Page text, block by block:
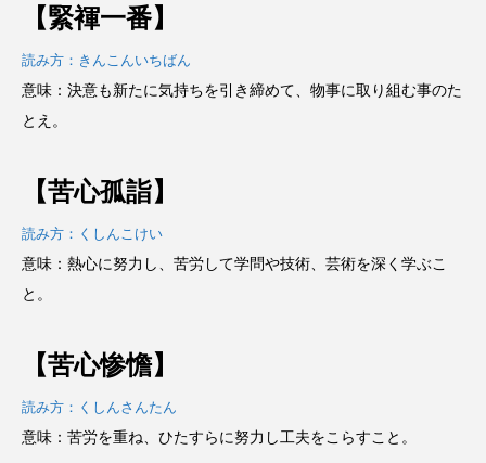
【緊褌一番】
読み方：きんこんいちばん
意味：決意も新たに気持ちを引き締めて、物事に取り組む事のた
とえ。
【苦心孤詣】
読み方：くしんこけい
意味：熱心に努力し、苦労して学問や技術、芸術を深く学ぶこ
と。
【苦心惨憺】
読み方：くしんさんたん
意味：苦労を重ね、ひたすらに努力し工夫をこらすこと。